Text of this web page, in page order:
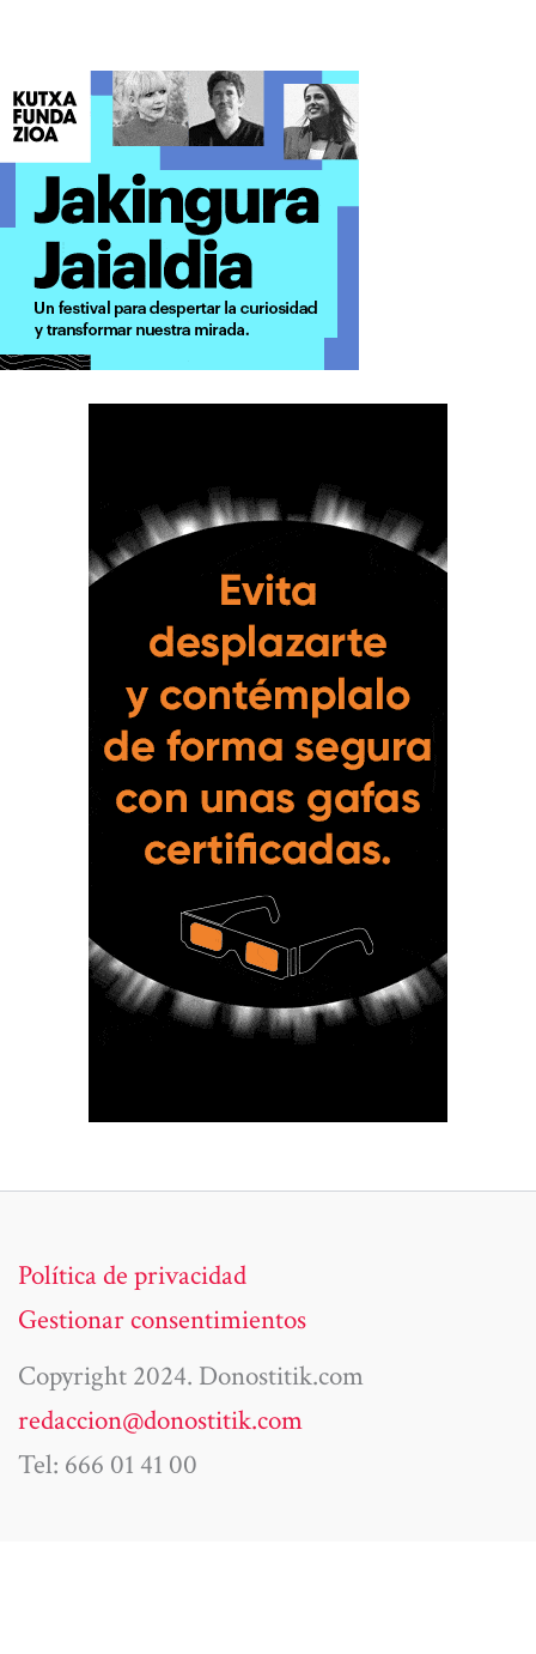
Política de privacidad
Gestionar consentimientos
Copyright 2024. Donostitik.com
redaccion@donostitik.com
Tel: 666 01 41 00